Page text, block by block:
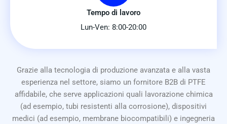
Tempo di lavoro
Lun-Ven: 8:00-20:00
Grazie alla tecnologia di produzione avanzata e alla vasta
esperienza nel settore, siamo un fornitore B2B di PTFE
affidabile, che serve applicazioni quali lavorazione chimica
(ad esempio, tubi resistenti alla corrosione), dispositivi
medici (ad esempio, membrane biocompatibili) e ingegneria